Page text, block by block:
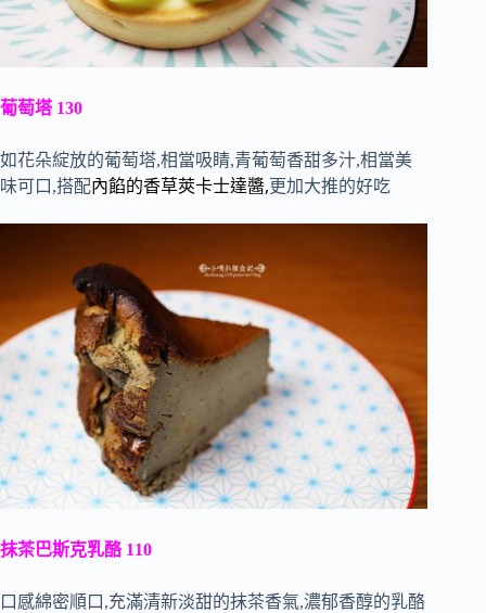
葡萄塔 130
如花朵綻放的葡萄塔,相當吸睛,青葡萄香甜多汁,相當美
味可口,搭配內餡的香草莢卡士達醬,更加大推的好吃
抹茶巴斯克乳酪 110
口感綿密順口,充滿清新淡甜的抹茶香氣,濃郁香醇的乳酪